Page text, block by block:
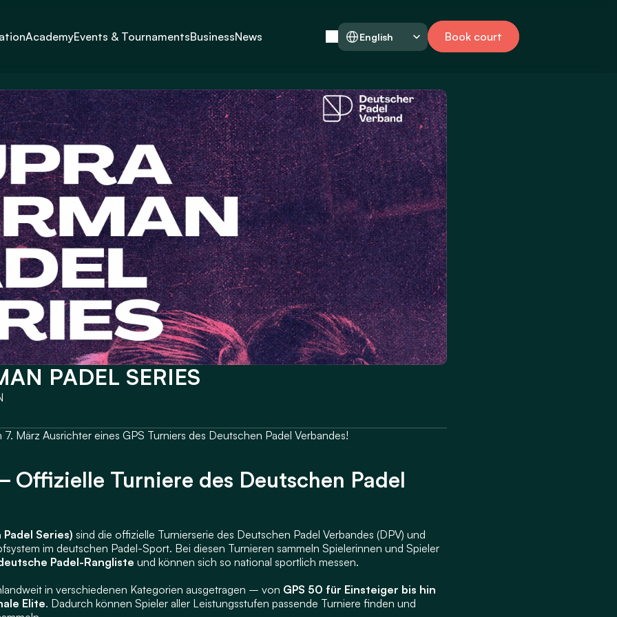
AcademyEvents & TournamentsBusinessNews
Select Language
English Book court
PADEL SERIES
7. März Ausrichter eines GPS Turniers des Deutschen Padel Verbandes!
Offizielle Turniere des Deutschen Padel
Series) sind die offizielle Turnierserie des Deutschen Padel Verbandes (DPV) und
Padel-Rangliste und können sich so national sportlich messen.
in verschiedenen Kategorien ausgetragen – von GPS 50 für Einsteiger bis hin
Elite. Dadurch können Spieler aller Leistungsstufen passende Turniere finden und